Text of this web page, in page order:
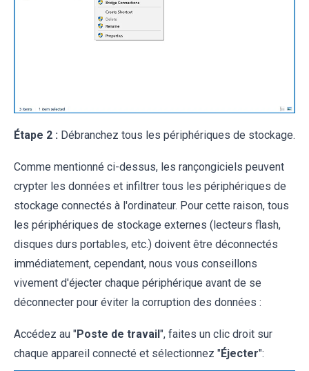
Étape 2 : Débranchez tous les périphériques de stockage.
Comme mentionné ci-dessus, les rançongiciels peuvent
crypter les données et infiltrer tous les périphériques de
stockage connectés à l'ordinateur. Pour cette raison, tous
les périphériques de stockage externes (lecteurs flash,
disques durs portables, etc.) doivent être déconnectés
immédiatement, cependant, nous vous conseillons
vivement d'éjecter chaque périphérique avant de se
déconnecter pour éviter la corruption des données :
Accédez au "Poste de travail", faites un clic droit sur
chaque appareil connecté et sélectionnez "Éjecter":